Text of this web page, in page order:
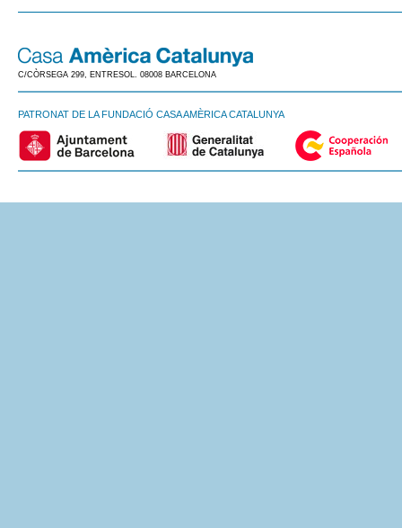
C/CÒRSEGA 299, ENTRESOL. 08008 BARCELONA
PATRONAT DE LA FUNDACIÓ CASA AMÈRICA CATALUNYA